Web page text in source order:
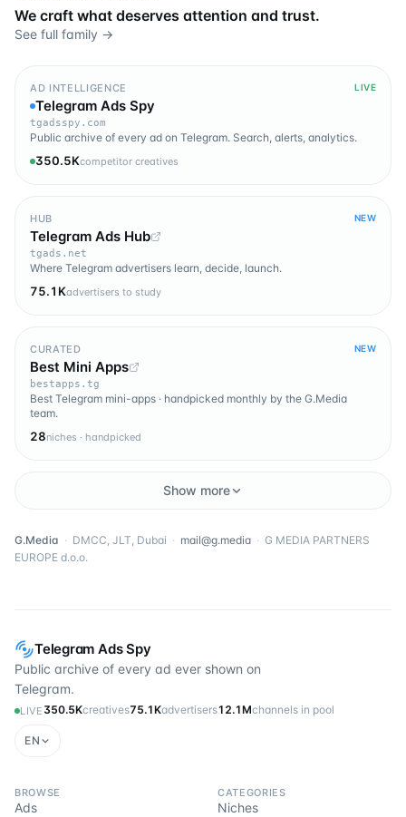
Telegram Ads Spy
Public archive of every ad ever shown on
Telegram.
LIVE 350.5Kcreatives75.1Kadvertisers12.1Mchannels in pool
EN
BROWSE
Ads
CATEGORIES
Niches
We craft what deserves attention and trust.
See full family →
AD INTELLIGENCE LIVE
Telegram Ads Spy
tgadsspy.com
Public archive of every ad on Telegram. Search, alerts, analytics.
350.5Kcompetitor creatives
HUB NEW
Telegram Ads Hub
tgads.net
Where Telegram advertisers learn, decide, launch.
75.1Kadvertisers to study
CURATED NEW
Best Mini Apps
bestapps.tg
Best Telegram mini-apps · handpicked monthly by the G.Media
team.
28niches · handpicked
Show more
G.Media · DMCC, JLT, Dubai · mail@g.media · G MEDIA PARTNERS
EUROPE d.o.o.